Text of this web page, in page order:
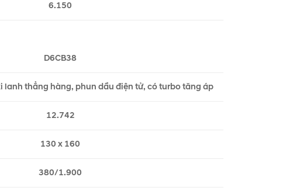
6.150
D6CB38
lanh thẳng hàng, phun dầu điện tử, có turbo tăng áp
12.742
130 x 160
380/1.900